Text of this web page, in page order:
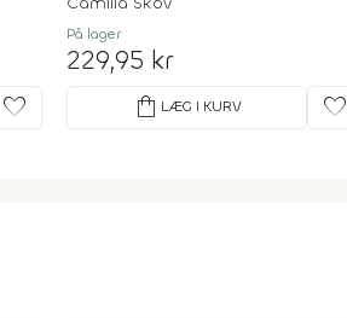
favorite
På lager
229,95 kr
shopping_bag LÆG I KURV favorite